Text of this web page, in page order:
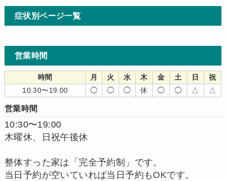
症状別ページ一覧
営業時間
時間 月 火 水 木 金 土 日
祝
10:30〜19:00
◯ ◯ ◯ 休 ◯ ◯ △ △
営業時間
10:30〜19:00
木曜休、日祝午後休
整体すった家は「完全予約制」です。
当日予約が空いていれば当日予約もOKです。